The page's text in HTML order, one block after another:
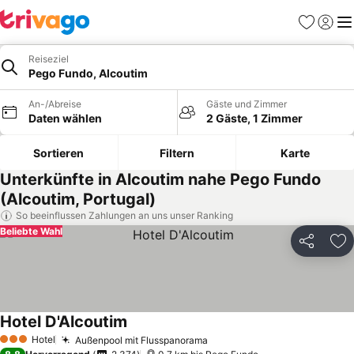
Favoriten
Reiseziel
Pego Fundo, Alcoutim
An-/Abreise
Daten wählen
Gäste und Zimmer
2 Gäste, 1 Zimmer
Sortieren Filtern Karte
Unterkünfte in Alcoutim nahe Pego Fundo
(Alcoutim, Portugal)
So beeinflussen Zahlungen an uns unser Ranking
Teilen
Beliebte Wahl
3 SterneHotel Außenpool mit Flusspanorama
Hotel D'Alcoutim